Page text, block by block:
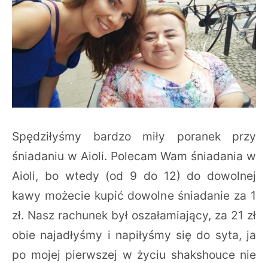
Spędziłyśmy bardzo miły poranek przy
śniadaniu w Aioli. Polecam Wam śniadania w
Aioli, bo wtedy (od 9 do 12) do dowolnej
kawy możecie kupić dowolne śniadanie za 1
zł. Nasz rachunek był oszałamiający, za 21 zł
obie najadłyśmy i napiłyśmy się do syta, ja
po mojej pierwszej w życiu shakshouce nie